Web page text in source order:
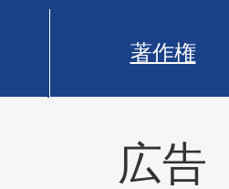
著作権
広告